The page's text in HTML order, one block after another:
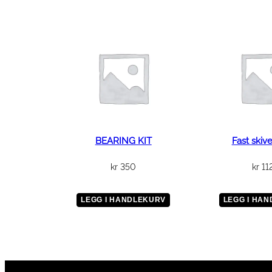
BEARING KIT
kr 350
LEGG I HANDLEKURV
Fast
kr
LEGG I